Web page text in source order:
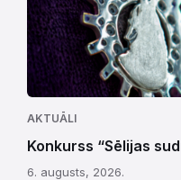
AKTUĀLI
Konkurss “Sēlijas
6. augusts, 2026.